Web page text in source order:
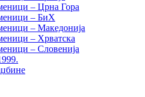
– Црна Гора
– БиХ
– Македонија
– Хрватска
– Словенија